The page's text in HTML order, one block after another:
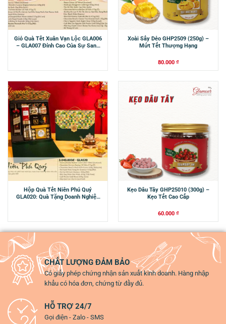
Giỏ Quà Tết Xuân Vạn Lộc GLA006
– GLA007 Đỉnh Cao Của Sự Sang
Xoài Sấy Dẻo GHP2509 (250g) –
Mứt Tết Thượng Hạng
80.000 ₫
Hộp Quà Tết Niên Phú Quý
GLA020: Quà Tặng Doanh Nghiệp
Kẹo Dâu Tây GHP25010 (300g) –
Kẹo Tết Cao Cấp
60.000 ₫
CHẤT LƯỢNG ĐẢM BẢO
Có giấy phép chứng nhận sản xuất kinh doanh. Hàng nhập
khẩu có hóa đơn, chứng từ đầy đủ.
HỖ TRỢ 24/7
Gọi điện - Zalo - SMS